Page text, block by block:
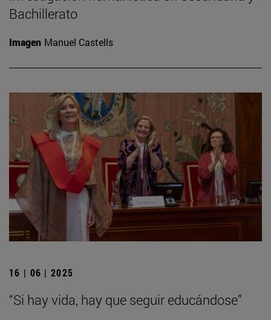
Bachillerato
Imagen Manuel Castells
16 | 06 | 2025
“Si hay vida, hay que seguir educándose”